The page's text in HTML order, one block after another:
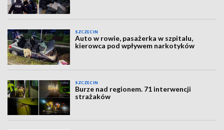
SZCZECIN
Auto w rowie, pasażerka w szpitalu,
kierowca pod wpływem narkotyków
SZCZECIN
Burze nad regionem. 71 interwencji
strażaków